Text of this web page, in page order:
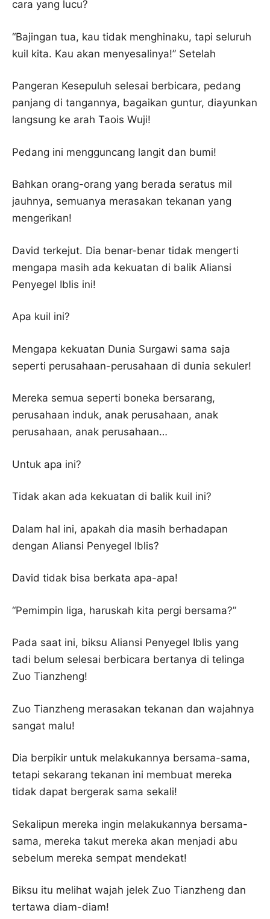
cara yang lucu?
“Bajingan tua, kau tidak menghinaku, tapi seluruh
kuil kita. Kau akan menyesalinya!” Setelah
Pangeran Kesepuluh selesai berbicara, pedang
panjang di tangannya, bagaikan guntur, diayunkan
langsung ke arah Taois Wuji!
Pedang ini mengguncang langit dan bumi!
Bahkan orang-orang yang berada seratus mil
jauhnya, semuanya merasakan tekanan yang
mengerikan!
David terkejut. Dia benar-benar tidak mengerti
mengapa masih ada kekuatan di balik Aliansi
Penyegel Iblis ini!
Apa kuil ini?
Mengapa kekuatan Dunia Surgawi sama saja
seperti perusahaan-perusahaan di dunia sekuler!
Mereka semua seperti boneka bersarang,
perusahaan induk, anak perusahaan, anak
perusahaan, anak perusahaan…
Untuk apa ini?
Tidak akan ada kekuatan di balik kuil ini?
Dalam hal ini, apakah dia masih berhadapan
dengan Aliansi Penyegel Iblis?
David tidak bisa berkata apa-apa!
“Pemimpin liga, haruskah kita pergi bersama?”
Pada saat ini, biksu Aliansi Penyegel Iblis yang
tadi belum selesai berbicara bertanya di telinga
Zuo Tianzheng!
Zuo Tianzheng merasakan tekanan dan wajahnya
sangat malu!
Dia berpikir untuk melakukannya bersama-sama,
tetapi sekarang tekanan ini membuat mereka
tidak dapat bergerak sama sekali!
Sekalipun mereka ingin melakukannya bersama-
sama, mereka takut mereka akan menjadi abu
sebelum mereka sempat mendekat!
Biksu itu melihat wajah jelek Zuo Tianzheng dan
tertawa diam-diam!